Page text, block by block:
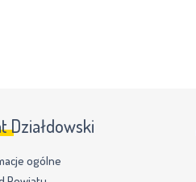
Działdowski
ogólne